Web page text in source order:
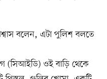
বলেন, এটা পুলিশ বলতে
(সিআইডি) ওই বাড়ি থেকে